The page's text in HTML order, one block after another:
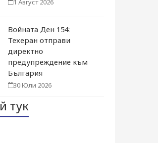
Войната Ден 154:
Техеран отправи
директно
предупреждение към
България
30 Юли 2026
тук